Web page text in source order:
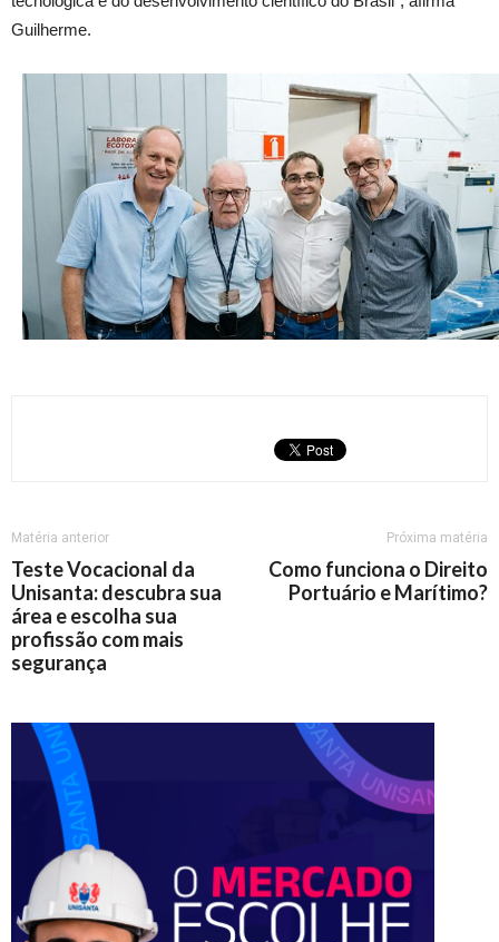
Guilherme.
Matéria anterior
Teste Vocacional da
Unisanta: descubra sua
área e escolha sua
profissão com mais
segurança
Próxima matéria
Como funciona o Direito
Portuário e Marítimo?